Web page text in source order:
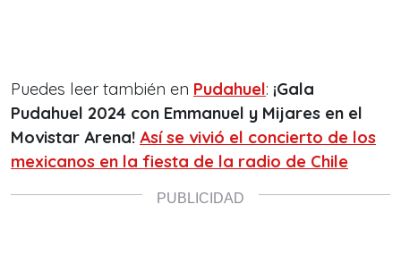
Puedes leer también en Pudahuel: ¡Gala
Pudahuel 2024 con Emmanuel y Mijares en el
Movistar Arena! Así se vivió el concierto de los
mexicanos en la fiesta de la radio de Chile